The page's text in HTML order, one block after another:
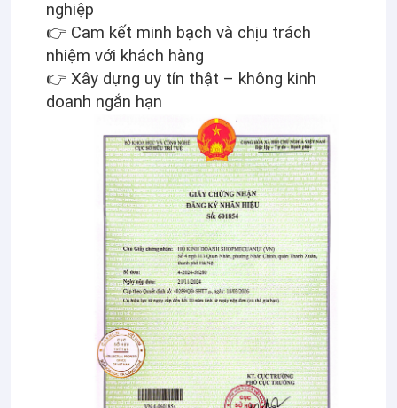
nghiệp
👉 Cam kết minh bạch và chịu trách
nhiệm với khách hàng
👉 Xây dựng uy tín thật – không kinh
doanh ngắn hạn